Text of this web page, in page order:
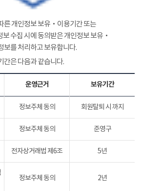
른 개인정보 보유‧이용기간 또는
수집 시에 동의받은 개인정보 보유‧
보를 처리하고 보유합니다.
간은 다음과 같습니다.
운영근거 보유기간
정보주체 동의 회원탈퇴 시 까지
정보주체 동의 준영구
전자상거래법 제6조 5년
정보주체 동의 2년